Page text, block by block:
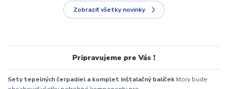
Zobraziť všetky novinky
Pripravujeme pre Vás !
Sety tepelných čerpadiel a komplet inštalačný balíček ktory bude